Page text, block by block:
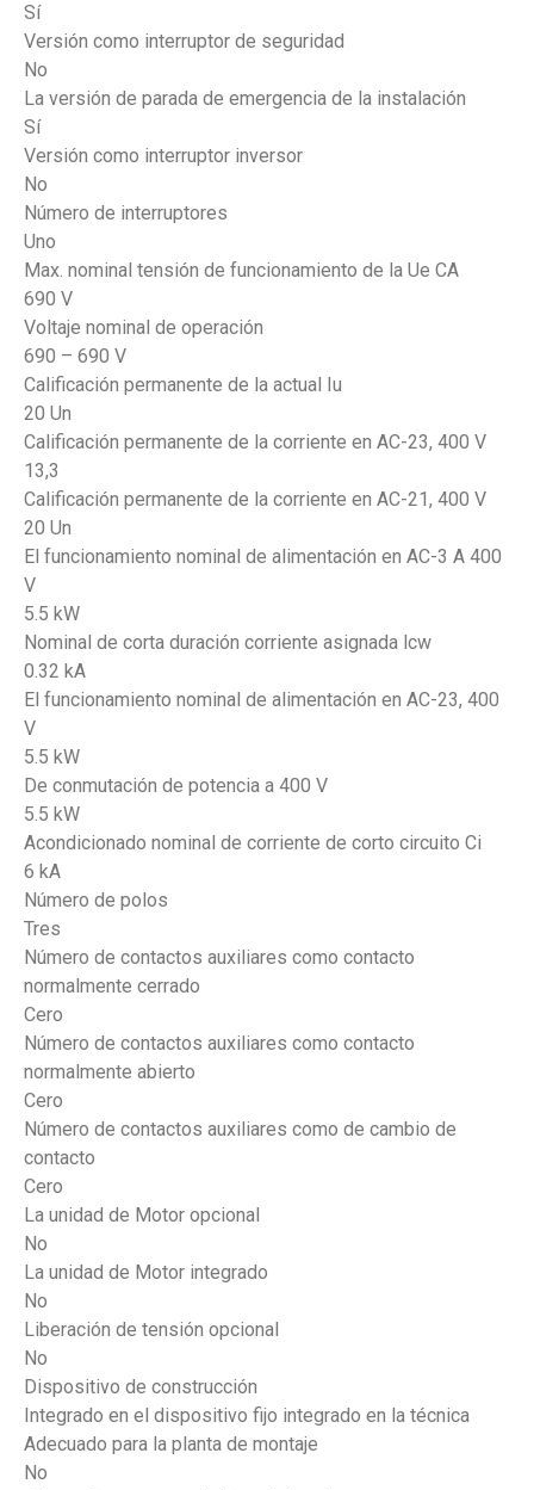
Sí
Versión como interruptor de seguridad
No
La versión de parada de emergencia de la instalación
Sí
Versión como interruptor inversor
No
Número de interruptores
Uno
Max. nominal tensión de funcionamiento de la Ue CA
690 V
Voltaje nominal de operación
690 – 690 V
Calificación permanente de la actual Iu
20 Un
Calificación permanente de la corriente en AC-23, 400 V
13,3
Calificación permanente de la corriente en AC-21, 400 V
20 Un
El funcionamiento nominal de alimentación en AC-3 A 400
V
5.5 kW
Nominal de corta duración corriente asignada lcw
0.32 kA
El funcionamiento nominal de alimentación en AC-23, 400
V
5.5 kW
De conmutación de potencia a 400 V
5.5 kW
Acondicionado nominal de corriente de corto circuito Ci
6 kA
Número de polos
Tres
Número de contactos auxiliares como contacto
normalmente cerrado
Cero
Número de contactos auxiliares como contacto
normalmente abierto
Cero
Número de contactos auxiliares como de cambio de
contacto
Cero
La unidad de Motor opcional
No
La unidad de Motor integrado
No
Liberación de tensión opcional
No
Dispositivo de construcción
Integrado en el dispositivo fijo integrado en la técnica
Adecuado para la planta de montaje
No